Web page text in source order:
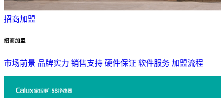
招商加盟
招商加盟
市场前景 品牌实力 销售支持 硬件保证 软件服务 加盟流程